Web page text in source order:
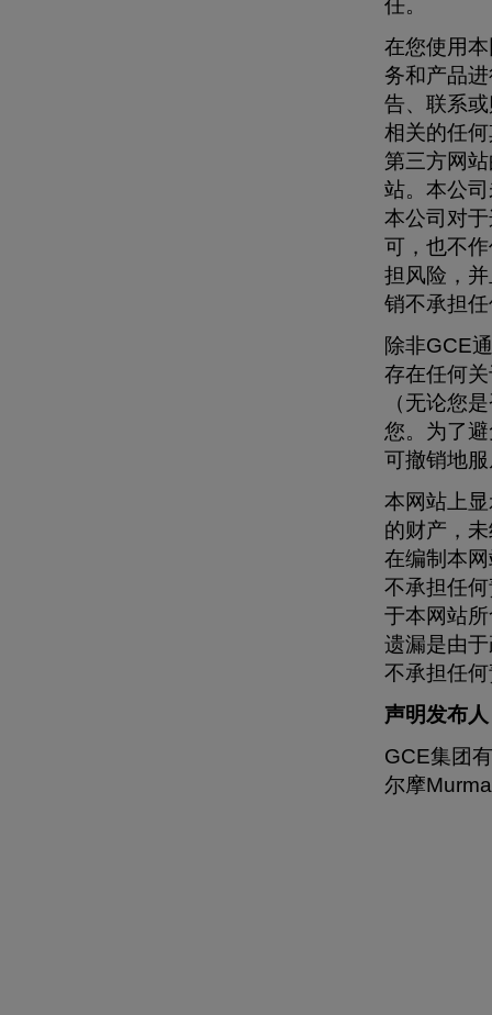
任。
在您使用
务和产品
告、联系
相关的任
第三方网
站。本公
本公司对
可，也不
担风险，
销不承担
除非GCE
存在任何
（无论您
您。为了
可撤销地
本网站上
的财产，
在编制本
不承担任
于本网站
遗漏是由
不承担任
声明发布
GCE集团
尔摩